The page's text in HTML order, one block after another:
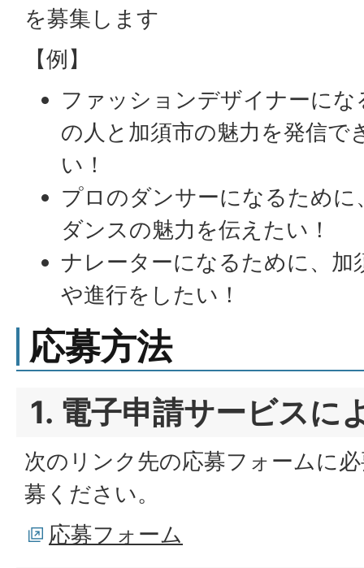
を募集します
【例】
ファッションデザイナーに
の人と加須市の魅力を発信で
い！
プロのダンサーになるため
ダンスの魅力を伝えたい！
ナレーターになるために、加
や進行をしたい！
応募方法
1. 電子申請サービスに
次のリンク先の応募フォームに
募ください。
応募フォーム